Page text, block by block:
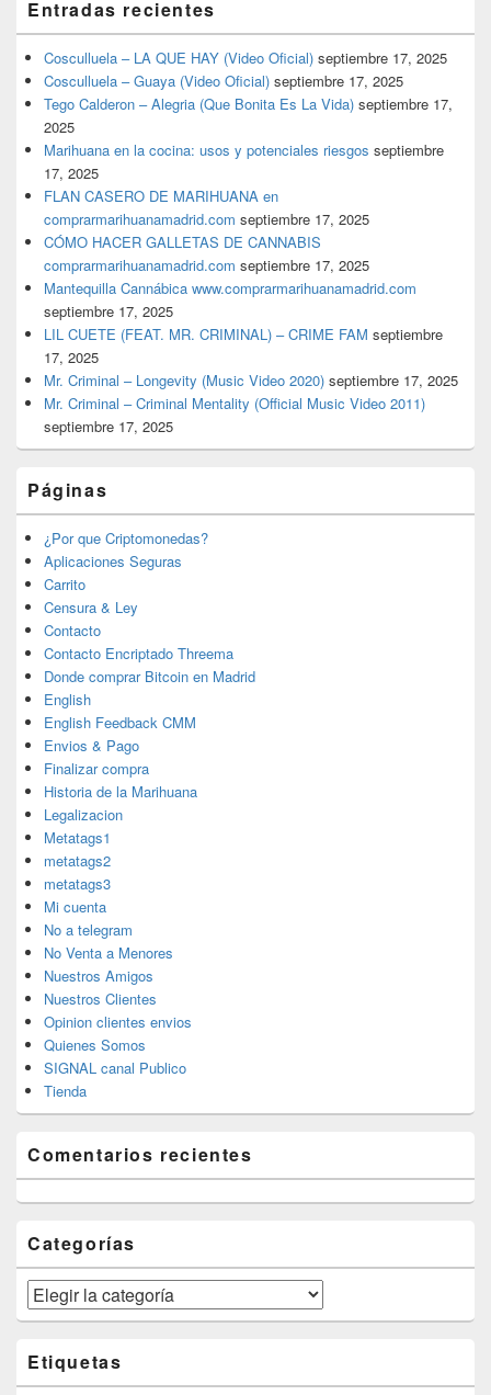
Entradas recientes
Cosculluela – LA QUE HAY (Video Oficial) septiembre 17, 2025
Cosculluela – Guaya (Video Oficial) septiembre 17, 2025
Tego Calderon – Alegria (Que Bonita Es La Vida) septiembre 17,
2025
Marihuana en la cocina: usos y potenciales riesgos septiembre
17, 2025
FLAN CASERO DE MARIHUANA en
comprarmarihuanamadrid.com septiembre 17, 2025
CÓMO HACER GALLETAS DE CANNABIS
comprarmarihuanamadrid.com septiembre 17, 2025
Mantequilla Cannábica www.comprarmarihuanamadrid.com
septiembre 17, 2025
LIL CUETE (FEAT. MR. CRIMINAL) – CRIME FAM septiembre
17, 2025
Mr. Criminal – Longevity (Music Video 2020) septiembre 17, 2025
Mr. Criminal – Criminal Mentality (Official Music Video 2011)
septiembre 17, 2025
Páginas
¿Por que Criptomonedas?
Aplicaciones Seguras
Carrito
Censura & Ley
Contacto
Contacto Encriptado Threema
Donde comprar Bitcoin en Madrid
English
English Feedback CMM
Envios & Pago
Finalizar compra
Historia de la Marihuana
Legalizacion
Metatags1
metatags2
metatags3
Mi cuenta
No a telegram
No Venta a Menores
Nuestros Amigos
Nuestros Clientes
Opinion clientes envios
Quienes Somos
SIGNAL canal Publico
Tienda
Comentarios recientes
Categorías
Categorías
Etiquetas